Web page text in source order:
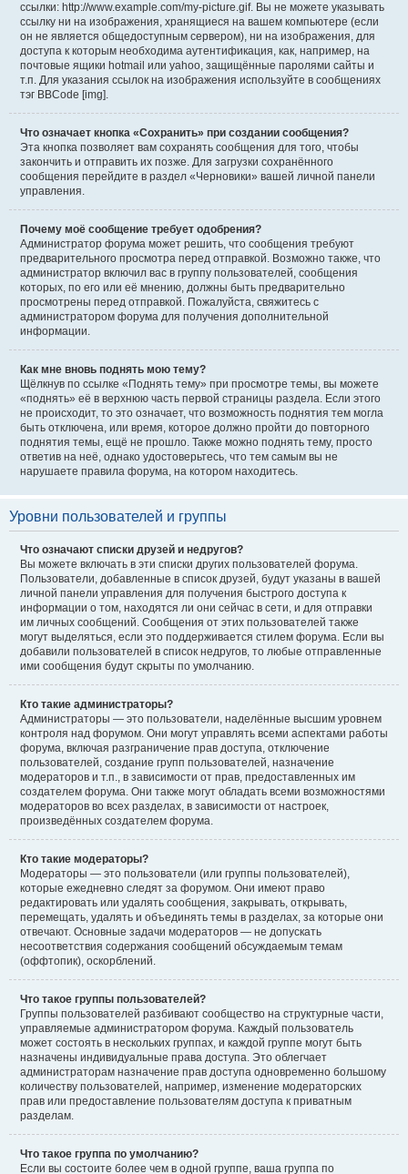
ссылки: http://www.example.com/my-picture.gif. Вы не можете указывать
ссылку ни на изображения, хранящиеся на вашем компьютере (если
он не является общедоступным сервером), ни на изображения, для
доступа к которым необходима аутентификация, как, например, на
почтовые ящики hotmail или yahoo, защищённые паролями сайты и
т.п. Для указания ссылок на изображения используйте в сообщениях
тэг BBCode [img].
Что означает кнопка «Сохранить» при создании сообщения?
Эта кнопка позволяет вам сохранять сообщения для того, чтобы
закончить и отправить их позже. Для загрузки сохранённого
сообщения перейдите в раздел «Черновики» вашей личной панели
управления.
Почему моё сообщение требует одобрения?
Администратор форума может решить, что сообщения требуют
предварительного просмотра перед отправкой. Возможно также, что
администратор включил вас в группу пользователей, сообщения
которых, по его или её мнению, должны быть предварительно
просмотрены перед отправкой. Пожалуйста, свяжитесь с
администратором форума для получения дополнительной
информации.
Как мне вновь поднять мою тему?
Щёлкнув по ссылке «Поднять тему» при просмотре темы, вы можете
«поднять» её в верхнюю часть первой страницы раздела. Если этого
не происходит, то это означает, что возможность поднятия тем могла
быть отключена, или время, которое должно пройти до повторного
поднятия темы, ещё не прошло. Также можно поднять тему, просто
ответив на неё, однако удостоверьтесь, что тем самым вы не
нарушаете правила форума, на котором находитесь.
Уровни пользователей и группы
Что означают списки друзей и недругов?
Вы можете включать в эти списки других пользователей форума.
Пользователи, добавленные в список друзей, будут указаны в вашей
личной панели управления для получения быстрого доступа к
информации о том, находятся ли они сейчас в сети, и для отправки
им личных сообщений. Сообщения от этих пользователей также
могут выделяться, если это поддерживается стилем форума. Если вы
добавили пользователей в список недругов, то любые отправленные
ими сообщения будут скрыты по умолчанию.
Кто такие администраторы?
Администраторы — это пользователи, наделённые высшим уровнем
контроля над форумом. Они могут управлять всеми аспектами работы
форума, включая разграничение прав доступа, отключение
пользователей, создание групп пользователей, назначение
модераторов и т.п., в зависимости от прав, предоставленных им
создателем форума. Они также могут обладать всеми возможностями
модераторов во всех разделах, в зависимости от настроек,
произведённых создателем форума.
Кто такие модераторы?
Модераторы — это пользователи (или группы пользователей),
которые ежедневно следят за форумом. Они имеют право
редактировать или удалять сообщения, закрывать, открывать,
перемещать, удалять и объединять темы в разделах, за которые они
отвечают. Основные задачи модераторов — не допускать
несоответствия содержания сообщений обсуждаемым темам
(оффтопик), оскорблений.
Что такое группы пользователей?
Группы пользователей разбивают сообщество на структурные части,
управляемые администратором форума. Каждый пользователь
может состоять в нескольких группах, и каждой группе могут быть
назначены индивидуальные права доступа. Это облегчает
администраторам назначение прав доступа одновременно большому
количеству пользователей, например, изменение модераторских
прав или предоставление пользователям доступа к приватным
разделам.
Что такое группа по умолчанию?
Если вы состоите более чем в одной группе, ваша группа по